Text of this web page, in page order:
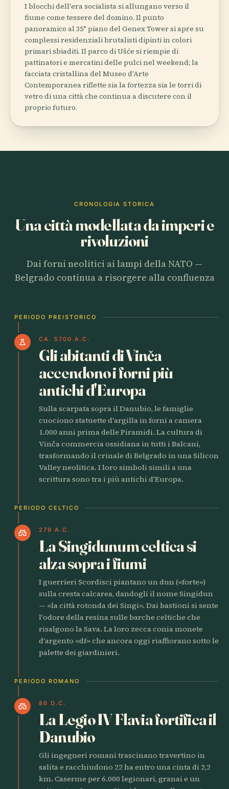
I blocchi dell'era socialista si allungano verso il
fiume come tessere del domino. Il punto
panoramico al 35° piano del Genex Tower si apre su
complessi residenziali brutalisti dipinti in colori
primari sbiaditi. Il parco di Ušće si riempie di
pattinatori e mercatini delle pulci nel weekend; la
facciata cristallina del Museo d'Arte
Contemporanea riflette sia la fortezza sia le torri di
vetro di una città che continua a discutere con il
proprio futuro.
CRONOLOGIA STORICA
Una città modellata da imperi e
rivoluzioni
Dai forni neolitici ai lampi della NATO —
Belgrado continua a risorgere alla confluenza
PERIODO PREISTORICO
science CA. 5700 A.C.
Gli abitanti di Vinča
accendono i forni più
antichi d'Europa
Sulla scarpata sopra il Danubio, le famiglie
cuociono statuette d'argilla in forni a camera
1.000 anni prima delle Piramidi. La cultura di
Vinča commercia ossidiana in tutti i Balcani,
trasformando il crinale di Belgrado in una Silicon
Valley neolitica. I loro simboli simili a una
scrittura sono tra i più antichi d'Europa.
PERIODO CELTICO
castle 279 A.C.
La Singidunum celtica si
alza sopra i fiumi
I guerrieri Scordisci piantano un dun («forte»)
sulla cresta calcarea, dandogli il nome Singidun
— «la città rotonda dei Singi». Dai bastioni si sente
l'odore della resina sulle barche celtiche che
risalgono la Sava. La loro zecca conia monete
d'argento «df» che ancora oggi riaffiorano sotto le
palette dei giardinieri.
PERIODO ROMANO
castle 86 D.C.
La Legio IV Flavia fortifica il
Danubio
Gli ingegneri romani trascinano travertino in
salita e racchiudono 22 ha entro una cinta di 2,2
km. Caserme per 6.000 legionari, granai e un